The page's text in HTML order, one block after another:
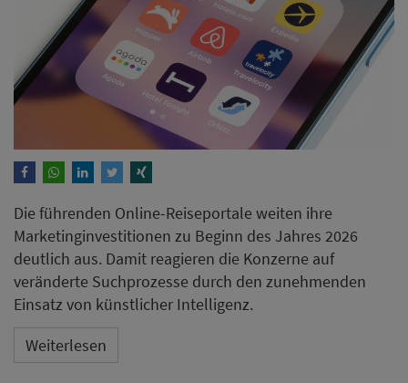
Die führenden Online-Reiseportale weiten ihre
Marketinginvestitionen zu Beginn des Jahres 2026
deutlich aus. Damit reagieren die Konzerne auf
veränderte Suchprozesse durch den zunehmenden
Einsatz von künstlicher Intelligenz.
Weiterlesen